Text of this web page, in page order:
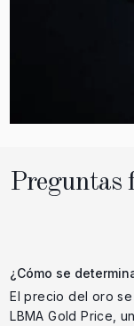
Preguntas
¿Cómo se
El precio del oro
LBMA Gold Price,